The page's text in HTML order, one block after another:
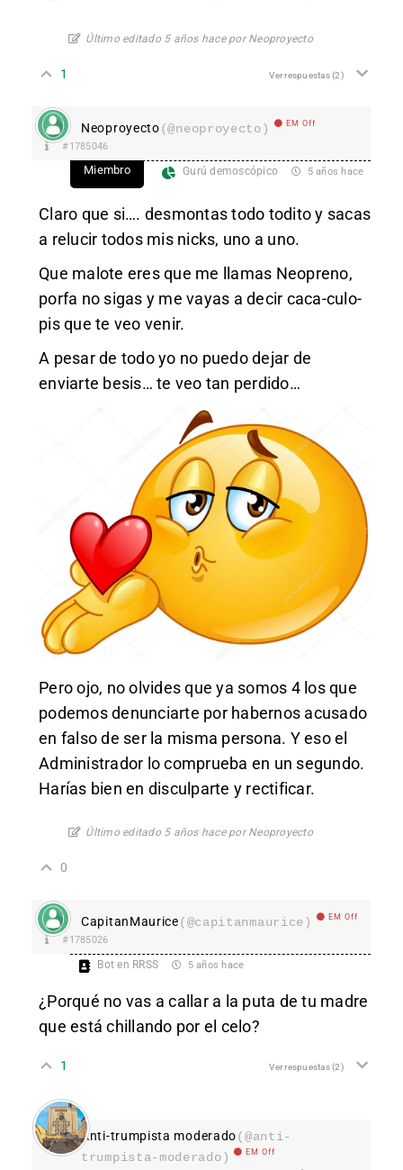
Último editado 5 años hace por Neoproyecto
1 Ver respuestas(2)
Neoproyecto(@neoproyecto) EM Off
#1785046
Miembro Gurú demoscópico 5 años hace
Claro que si…. desmontas todo todito y sacas
a relucir todos mis nicks, uno a uno.
Que malote eres que me llamas Neopreno,
porfa no sigas y me vayas a decir caca-culo-
pis que te veo venir.
A pesar de todo yo no puedo dejar de
enviarte besis… te veo tan perdido…
Pero ojo, no olvides que ya somos 4 los que
podemos denunciarte por habernos acusado
en falso de ser la misma persona. Y eso el
Administrador lo comprueba en un segundo.
Harías bien en disculparte y rectificar.
Último editado 5 años hace por Neoproyecto
0
CapitanMaurice(@capitanmaurice) EM Off
#1785026
Bot en RRSS 5 años hace
¿Porqué no vas a callar a la puta de tu madre
que está chillando por el celo?
1 Ver respuestas(2)
Anti-trumpista moderado(@anti-
trumpista-moderado)
EM Off